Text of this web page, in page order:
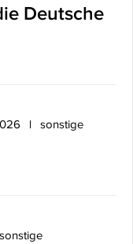
Deutsche
sonstige
sonstige